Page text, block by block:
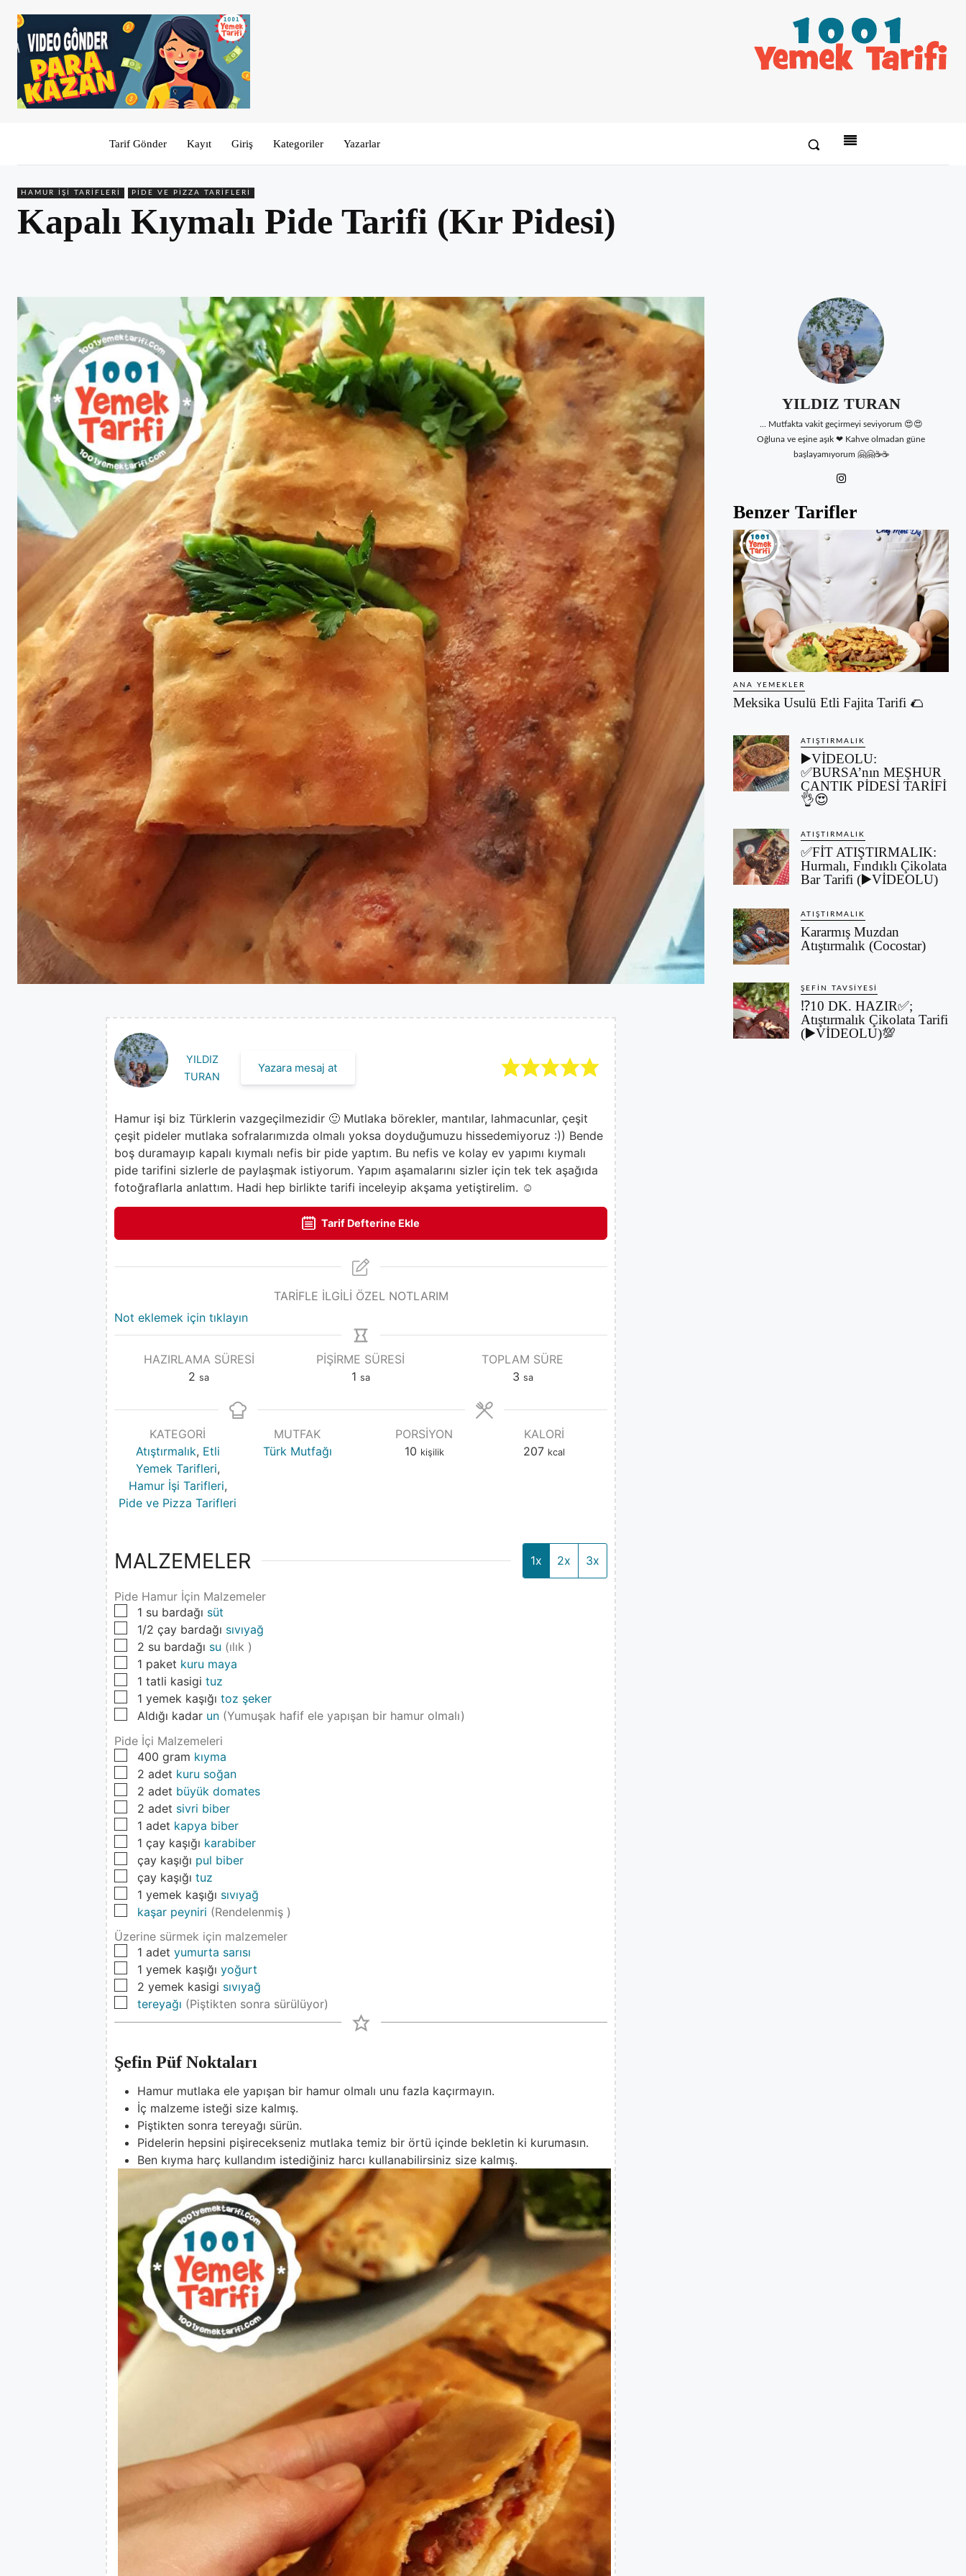
Tarif Gönder Kayıt Giriş Kategoriler Yazarlar
HAMUR İŞI TARIFLERI PIDE VE PIZZA TARIFLERI
Kapalı Kıymalı Pide Tarifi (Kır Pidesi)
YILDIZ
TURAN
Yazara mesaj at
Hamur işi biz Türklerin vazgeçilmezidir 🙂 Mutlaka börekler, mantılar, lahmacunlar, çeşit
çeşit pideler mutlaka sofralarımızda olmalı yoksa doyduğumuzu hissedemiyoruz :)) Bende
boş duramayıp kapalı kıymalı nefis bir pide yaptım. Bu nefis ve kolay ev yapımı kıymalı
pide tarifini sizlerle de paylaşmak istiyorum. Yapım aşamalarını sizler için tek tek aşağıda
fotoğraflarla anlattım. Hadi hep birlikte tarifi inceleyip akşama yetiştirelim. ☺
Tarif Defterine Ekle
TARİFLE İLGİLİ ÖZEL NOTLARIM
Not eklemek için tıklayın
HAZIRLAMA SÜRESI
2 sa
PIŞIRME SÜRESI
1 sa
TOPLAM SÜRE
3 sa
KATEGORI
Atıştırmalık, Etli
Yemek Tarifleri,
Hamur İşi Tarifleri,
Pide ve Pizza Tarifleri
MUTFAK
Türk Mutfağı
PORSIYON
10 kişilik
KALORI
207 kcal
MALZEMELER 1x 2x 3x
Pide Hamur İçin Malzemeler
▢
1 su bardağı süt
▢
1/2 çay bardağı sıvıyağ
▢
2 su bardağı su (ılık )
▢
1 paket kuru maya
▢
1 tatli kasigi tuz
▢
1 yemek kaşığı toz şeker
▢
Aldığı kadar un (Yumuşak hafif ele yapışan bir hamur olmalı)
Pide İçi Malzemeleri
▢
400 gram kıyma
▢
2 adet kuru soğan
▢
2 adet büyük domates
▢
2 adet sivri biber
▢
1 adet kapya biber
▢
1 çay kaşığı karabiber
▢
çay kaşığı pul biber
▢
çay kaşığı tuz
▢
1 yemek kaşığı sıvıyağ
▢
kaşar peyniri (Rendelenmiş )
Üzerine sürmek için malzemeler
▢
1 adet yumurta sarısı
▢
1 yemek kaşığı yoğurt
▢
2 yemek kasigi sıvıyağ
▢
tereyağı (Piştikten sonra sürülüyor)
Şefin Püf Noktaları
Hamur mutlaka ele yapışan bir hamur olmalı unu fazla kaçırmayın.
İç malzeme isteği size kalmış.
Piştikten sonra tereyağı sürün.
Pidelerin hepsini pişirecekseniz mutlaka temiz bir örtü içinde bekletin ki kurumasın.
Ben kıyma harç kullandım istediğiniz harcı kullanabilirsiniz size kalmış.
YILDIZ TURAN
... Mutfakta vakit geçirmeyi seviyorum 😍😍
Oğluna ve eşine aşık ❤ Kahve olmadan güne
başlayamıyorum 🤗🤗☕☕
Benzer Tarifler
ANA YEMEKLER
Meksika Usulü Etli Fajita Tarifi 🌮
ATIŞTIRMALIK
▶️VİDEOLU:
✅BURSA’nın MEŞHUR
CANTIK PİDESİ TARİFİ
👌😍
ATIŞTIRMALIK
✅FİT ATIŞTIRMALIK:
Hurmalı, Fındıklı Çikolata
Bar Tarifi (▶️VİDEOLU)
ATIŞTIRMALIK
Kararmış Muzdan
Atıştırmalık (Cocostar)
ŞEFIN TAVSIYESI
⁉️10 DK. HAZIR✅;
Atıştırmalık Çikolata Tarifi
(▶️VİDEOLU)💯